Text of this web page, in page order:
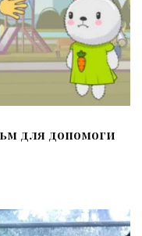
для допомоги